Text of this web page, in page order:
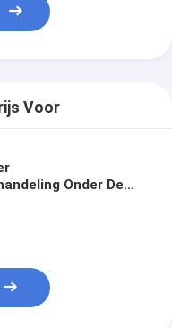
Voor
Onder De